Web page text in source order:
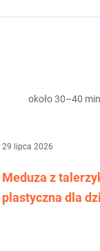
około 30–40
29 lipca 2026
Meduza z
plastyczna dla